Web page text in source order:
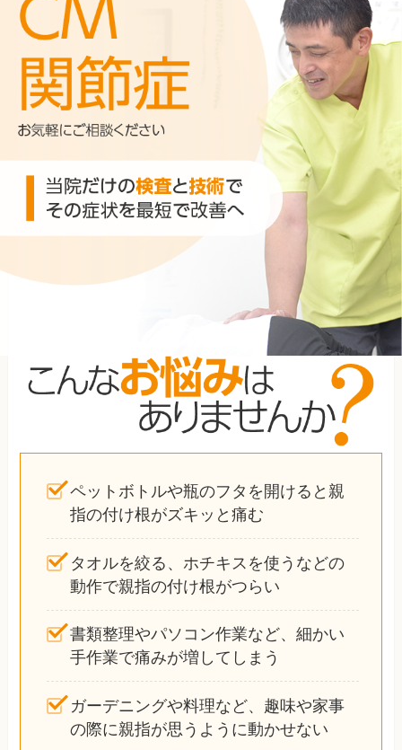
ペットボトルや瓶のフタを開けると親
指の付け根がズキッと痛む
タオルを絞る、ホチキスを使うなどの
動作で親指の付け根がつらい
書類整理やパソコン作業など、細かい
手作業で痛みが増してしまう
ガーデニングや料理など、趣味や家事
の際に親指が思うように動かせない